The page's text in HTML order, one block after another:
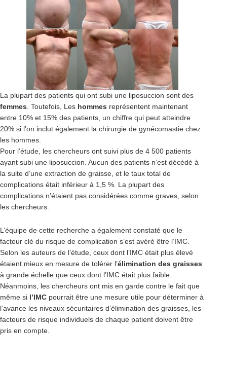
La plupart des patients qui ont subi une liposuccion sont des
femmes . Toutefois, Les hommes représentent maintenant
entre 10% et 15% des patients, un chiffre qui peut atteindre
20% si l’on inclut également la chirurgie de gynécomastie chez
les hommes.
Pour l’étude, les chercheurs ont suivi plus de 4 500 patients
ayant subi une liposuccion. Aucun des patients n’est décédé à
la suite d’une extraction de graisse, et le taux total de
complications était inférieur à 1,5 %. La plupart des
complications n’étaient pas considérées comme graves, selon
les chercheurs.
L’équipe de cette recherche a également constaté que le
facteur clé du risque de complication s’est avéré être l’IMC.
Selon les auteurs de l’étude, ceux dont l’IMC était plus élevé
étaient mieux en mesure de tolérer l’élimination des graisses
à grande échelle que ceux dont l’IMC était plus faible.
Néanmoins, les chercheurs ont mis en garde contre le fait que
même si l’IMC pourrait être une mesure utile pour déterminer à
l’avance les niveaux sécuritaires d’élimination des graisses, les
facteurs de risque individuels de chaque patient doivent être
pris en compte.